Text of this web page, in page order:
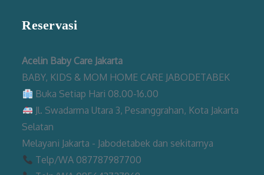
Reservasi
Acelin Baby Care Jakarta
BABY, KIDS & MOM HOME CARE JABODETABEK
Buka Setiap Hari 08.00-16.00
Jl. Swadarma Utara 3, Pesanggrahan, Kota Jakarta
Selatan
Melayani Jakarta - Jabodetabek dan sekitarnya
Telp/WA 087787987700